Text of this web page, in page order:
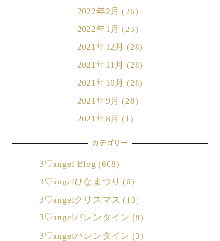
2022年2月 (26)
2022年1月 (25)
2021年12月 (28)
2021年11月 (28)
2021年10月 (28)
2021年9月 (28)
2021年8月 (1)
カテゴリー
3♡angel Blog (608)
3♡angelひなまつり (6)
3♡angelクリスマス (13)
3♡angelバレンタイン (9)
3♡angelバレンタイン (3)